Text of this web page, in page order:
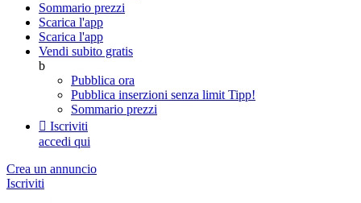
Sommario prezzi
Scarica l'app
Scarica l'app
Vendi subito gratis
b
Pubblica ora
Pubblica inserzioni senza limit Tipp!
Sommario prezzi
 Iscriviti
accedi qui
Crea un annuncio
Iscriviti